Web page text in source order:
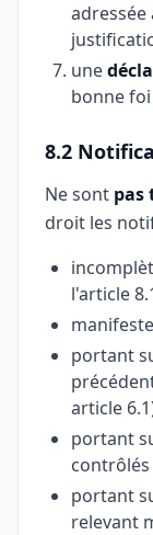
adressée
une
bonne foi
8.2
Ne sont pas
droit les
l'article
portant
article
portant
contrôlés
portant
relevant